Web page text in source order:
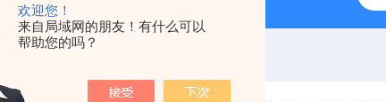
欢迎您！
来自局域网的朋友！有什么可以
帮助您的吗？